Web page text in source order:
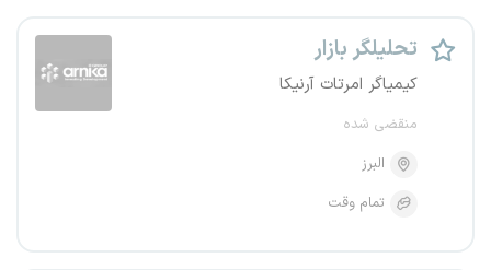
تحلیلگر بازار
کیمیاگر امرتات آرنیکا
منقضی شده
البرز
تمام وقت